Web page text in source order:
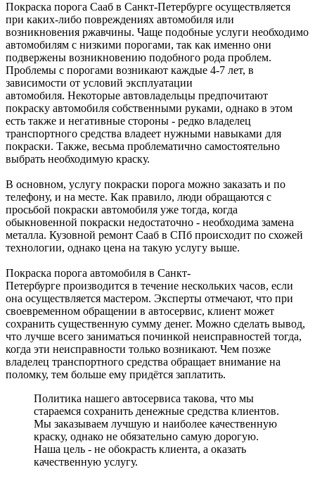
Покраска порога Сааб в Санкт-Петербурге осуществляется
при каких-либо повреждениях автомобиля или
возникновения ржавчины. Чаще подобные услуги необходимо
автомобилям с низкими порогами, так как именно они
подвержены возникновению подобного рода проблем.
Проблемы с порогами возникают каждые 4-7 лет, в
зависимости от условий эксплуатации
автомобиля. Некоторые автовладельцы предпочитают
покраску автомобиля собственными руками, однако в этом
есть также и негативные стороны - редко владелец
транспортного средства владеет нужными навыками для
покраски. Также, весьма проблематично самостоятельно
выбрать необходимую краску.
В основном, услугу покраски порога можно заказать и по
телефону, и на месте. Как правило, люди обращаются с
просьбой покраски автомобиля уже тогда, когда
обыкновенной покраски недостаточно - необходима замена
металла. Кузовной ремонт Сааб в СПб происходит по схожей
технологии, однако цена на такую услугу выше.
Покраска порога автомобиля в Санкт-
Петербурге производится в течение нескольких часов, если
она осуществляется мастером. Эксперты отмечают, что при
своевременном обращении в автосервис, клиент может
сохранить существенную сумму денег. Можно сделать вывод,
что лучше всего заниматься починкой неисправностей тогда,
когда эти неисправности только возникают. Чем позже
владелец транспортного средства обращает внимание на
поломку, тем больше ему придётся заплатить.
Политика нашего автосервиса такова, что мы
стараемся сохранить денежные средства клиентов.
Мы заказываем лучшую и наиболее качественную
краску, однако не обязательно самую дорогую.
Наша цель - не обокрасть клиента, а оказать
качественную услугу.